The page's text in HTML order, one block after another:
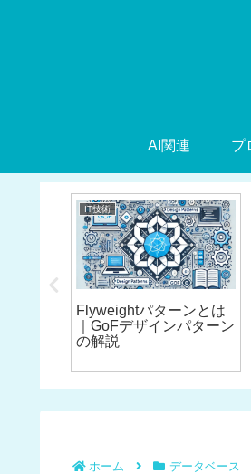
AI関連 プ
IT技術
Flyweightパターンとは
｜GoFデザインパターン
の解説
ホーム データベース